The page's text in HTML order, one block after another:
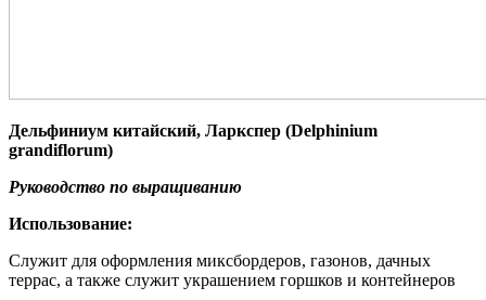
Доставка
Способы оплаты
Скидки
Контакты
Новости
Дельфиниум китайский, Ларкспер (Delphinium
grandiflorum)
Руководство по выращиванию
Использование:
Служит для оформления миксбордеров, газонов, дачных
террас, а также служит украшением горшков и контейнеров